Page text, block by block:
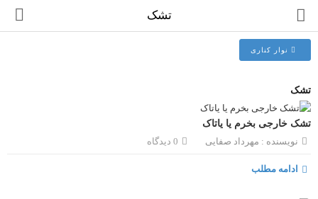
انواع باکس
تشک
تشک
نوار کناری
تشک
تشک خارجی بخرم یا یاتاک
نویسنده : مهرداد صفایی 0 دیدگاه
ادامه مطلب